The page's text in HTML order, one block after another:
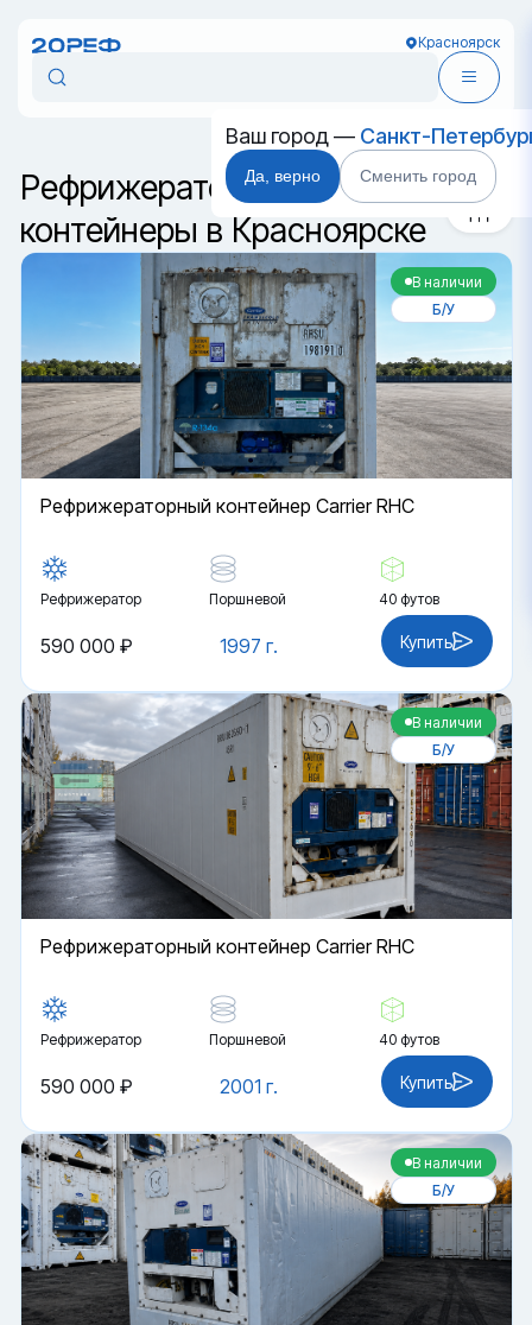
Красноярск
Ваш город — Санкт-
Да, верно Сменить город
Рефрижераторные
контейнеры в Красноярске
В наличии
Б/У
Рефрижераторный контейнер Carrier RHC
Рефрижератор Поршневой 40 футов
1997 г.
590 000 ₽ Купить
В наличии
Б/У
Рефрижераторный контейнер Carrier RHC
Рефрижератор Поршневой 40 футов
2001 г.
590 000 ₽ Купить
В наличии
Б/У